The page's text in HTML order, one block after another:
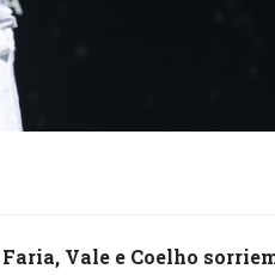
Vale e Coelho